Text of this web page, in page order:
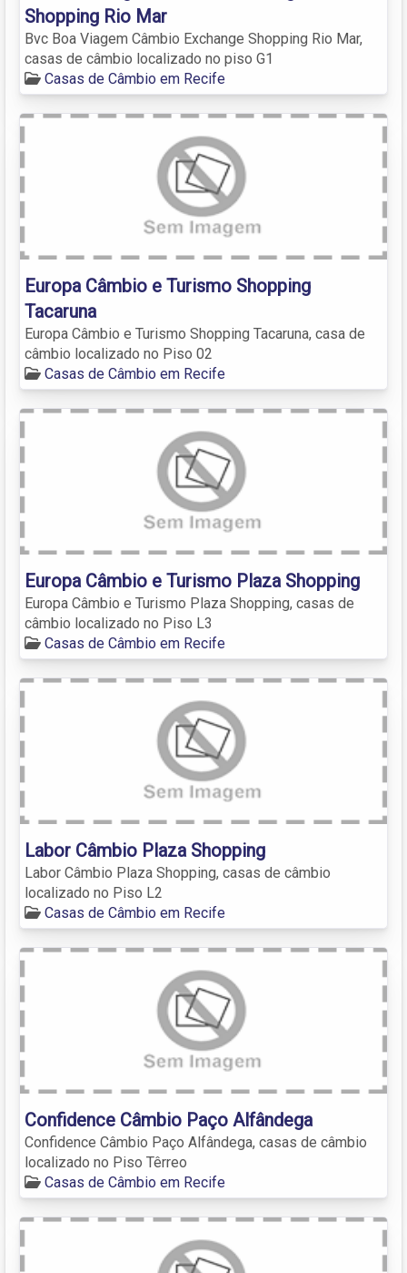
Shopping Rio Mar
Bvc Boa Viagem Câmbio Exchange Shopping Rio Mar,
casas de câmbio localizado no piso G1
Casas de Câmbio em Recife
Europa Câmbio e Turismo Shopping
Tacaruna
Europa Câmbio e Turismo Shopping Tacaruna, casa de
câmbio localizado no Piso 02
Casas de Câmbio em Recife
Europa Câmbio e Turismo Plaza Shopping
Europa Câmbio e Turismo Plaza Shopping, casas de
câmbio localizado no Piso L3
Casas de Câmbio em Recife
Labor Câmbio Plaza Shopping
Labor Câmbio Plaza Shopping, casas de câmbio
localizado no Piso L2
Casas de Câmbio em Recife
Confidence Câmbio Paço Alfândega
Confidence Câmbio Paço Alfândega, casas de câmbio
localizado no Piso Têrreo
Casas de Câmbio em Recife